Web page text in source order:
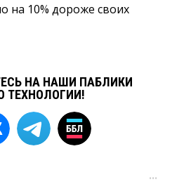
на 10% дороже своих
НА НАШИ ПАБЛИКИ
ТЕХНОЛОГИИ!
···